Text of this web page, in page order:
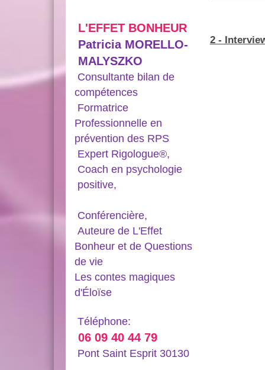
2 -
L'EFFET BONHEUR
Patricia MORELLO-
MALYSZKO
Consultante bilan de
compétences
Formatrice
Professionnelle en
prévention des RPS
Expert Rigologue®,
Coach en psychologie
positive,
Conférencière,
Auteure de L'Effet
Bonheur et de Questions
de vie
Les contes magiques
d'Éloïse
Téléphone:
06 09 40 44 79
Pont Saint Esprit 30130